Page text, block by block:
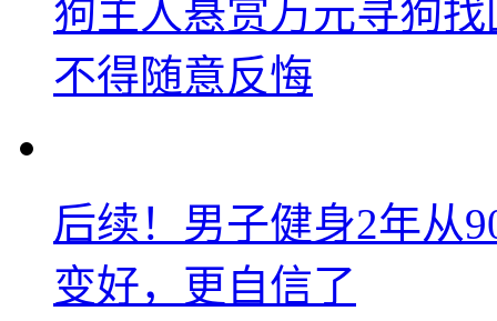
狗主人悬赏万元寻狗
不得随意反悔
后续！男子健身2年从
变好，更自信了